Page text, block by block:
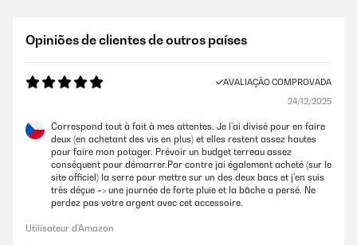
Opiniões de clientes de outros países
AVALIAÇÃO COMPROVADA
24/12/2025
Correspond tout à fait à mes attentes. Je l’ai divisé pour en faire
deux (en achetant des vis en plus) et elles restent assez hautes
pour faire mon potager. Prévoir un budget terreau assez
conséquent pour démarrer.Par contre jai également acheté (sur le
site officiel) la serre pour mettre sur un des deux bacs et j’en suis
très déçue => une journée de forte pluie et la bâche a persé. Ne
perdez pas votre argent avec cet accessoire.
Utilisateur d'Amazon